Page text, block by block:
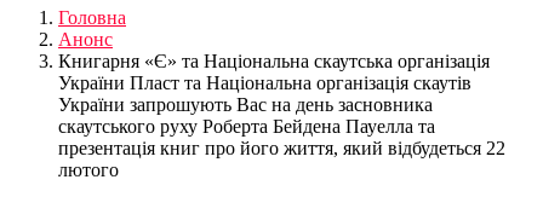
Головна
Анонс
Книгарня «Є» та Національна скаутська організація
України Пласт та Національна організація скаутів
України запрошують Вас на день засновника
скаутського руху Роберта Бейдена Пауелла та
презентація книг про його життя, який відбудеться 22
лютого